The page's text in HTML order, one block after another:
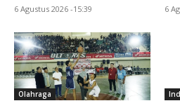
6 Agustus 2026 -15:39 6
Olahraga